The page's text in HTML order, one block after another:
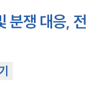
분쟁 대응,